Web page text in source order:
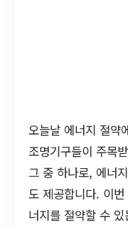
오늘날 에너지 절약
조명기구들이 주목
그 중 하나로, 에너
도 제공합니다. 이
너지를 절약할 수